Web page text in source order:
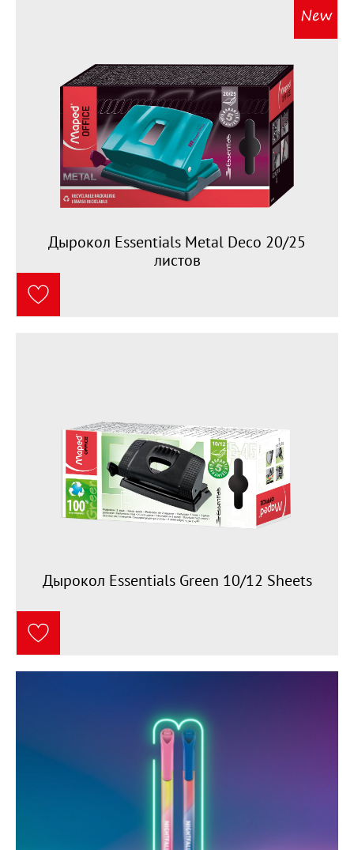
Дырокол Essentials Metal Deco 20/25
листов
Дырокол Essentials Green 10/12 Sheets